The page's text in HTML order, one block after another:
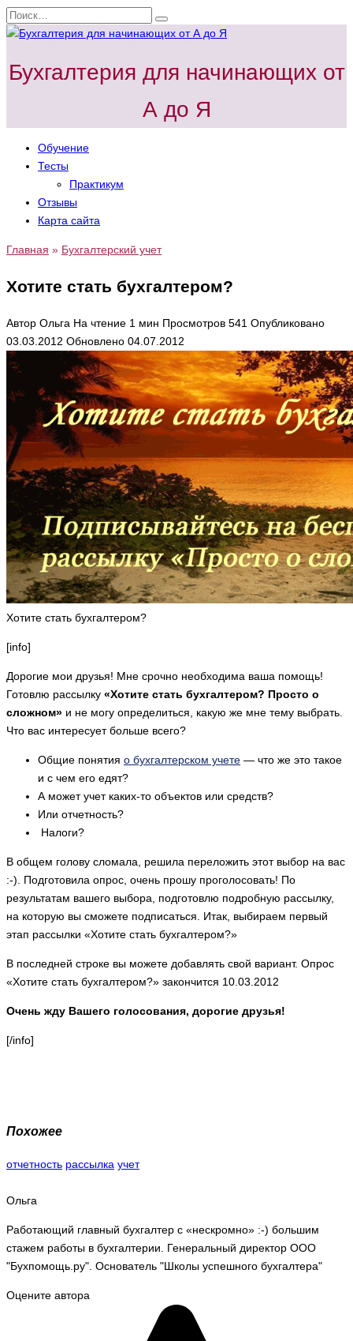
Перейти
к
Search
for:
Бухгалтерия для начинающих от
А до Я
Обучение
Тесты
Практикум
Отзывы
Карта сайта
Главная » Бухгалтерский учет
Хотите стать бухгалтером?
Автор Ольга На чтение 1 мин Просмотров 541 Опубликовано
03.03.2012 Обновлено 04.07.2012
Хотите стать бухгалтером?
[info]
Дорогие мои друзья! Мне срочно необходима ваша помощь!
Готовлю рассылку «Хотите стать бухгалтером? Просто о
сложном» и не могу определиться, какую же мне тему выбрать.
Что вас интересует больше всего?
Общие понятия о бухгалтерском учете — что же это такое
и с чем его едят?
А может учет каких-то объектов или средств?
Или отчетность?
Налоги?
В общем голову сломала, решила переложить этот выбор на вас
:-). Подготовила опрос, очень прошу проголосовать! По
результатам вашего выбора, подготовлю подробную рассылку,
на которую вы сможете подписаться. Итак, выбираем первый
этап рассылки «Хотите стать бухгалтером?»
В последней строке вы можете добавлять свой вариант. Опрос
«Хотите стать бухгалтером?» закончится 10.03.2012
Очень жду Вашего голосования, дорогие друзья!
[/info]
Похожее
отчетность рассылка учет
Ольга
Работающий главный бухгалтер с «нескромно» :-) большим
стажем работы в бухгалтерии. Генеральный директор ООО
"Бухпомощь.ру". Основатель "Школы успешного бухгалтера"
Оцените автора